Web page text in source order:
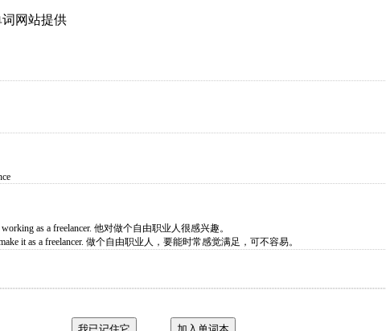
网站提供
working as a freelancer. 他对做个自由职业人很感兴趣。
it as a freelancer. 做个自由职业人，要能时常感觉满足，可不容易。